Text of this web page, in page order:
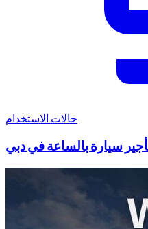
حالات الاستخدام
سيارة بالساعة في دبي